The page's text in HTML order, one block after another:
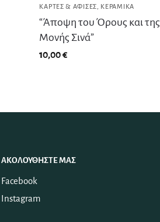
ΚΆΡΤΕΣ & ΑΦΊΣΕΣ ΚΕΡΑΜΙΚΆ
“Άποψη του Όρους και της
Μονής Σινά”
10,00€
ΑΚΟΛΟΥΘΉΣΤΕ ΜΑΣ
Facebook
Instagram